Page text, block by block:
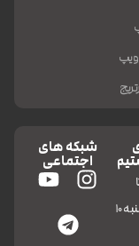
ویپ
چهارشنبه 10
شبکه های
اجتماعی